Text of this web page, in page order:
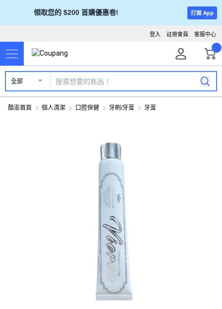
領取您的 $200 首購優惠卷! 打開 App
客服中心
註冊會員
登入
全部
酷澎首頁 個人清潔 口腔保健 牙刷/牙膏 牙膏